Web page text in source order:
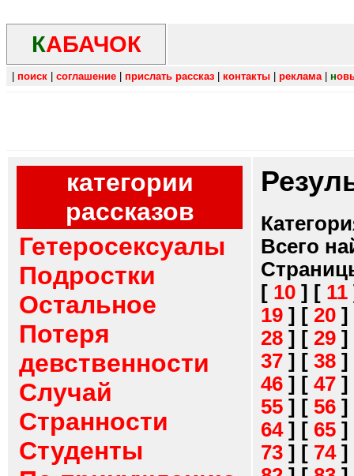
КАБАЧОК
поиск соглашение прислать рассказ контакты реклама| н
категории
рассказов
Гетеросексуалы
Подростки
Остальное
Потеря
девственности
Случай
Странности
Студенты
Всего
[ 10 ] [ 11
19 ] [ 20 ]
28 ] [ 29 ]
37 ] [ 38 ]
46 ] [ 47 ]
55 ] [ 56 ]
64] [ 65 ]
73 ] [ 74]